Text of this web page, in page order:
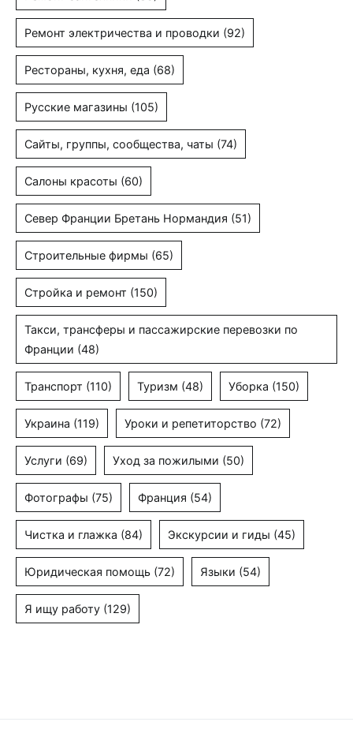
Ремонт электричества и проводки (92)
Рестораны, кухня, еда (68)
Русские магазины (105)
Сайты, группы, сообщества, чаты (74)
Салоны красоты (60)
Север Франции Бретань Нормандия (51)
Строительные фирмы (65)
Стройка и ремонт (150)
Такси, трансферы и пассажирские перевозки по
Франции (48)
Транспорт (110) Туризм (48) Уборка (150)
Украина (119) Уроки и репетиторство (72)
Услуги (69) Уход за пожилыми (50)
Фотографы (75) Франция (54)
Чистка и глажка (84) Экскурсии и гиды (45)
Юридическая помощь (72) Языки (54)
Я ищу работу (129)